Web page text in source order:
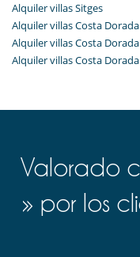
Alquiler villas Sitges
Alquiler villas Costa
Alquiler villas Costa
Alquiler villas Costa Dorada
Valorado
» por los